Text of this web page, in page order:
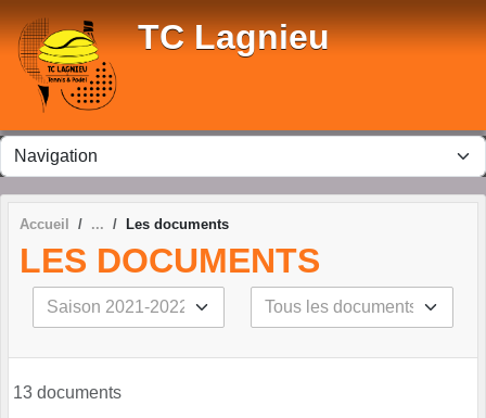
TC Lagnieu
Accueil Les documents
LES DOCUMENTS
13 documents